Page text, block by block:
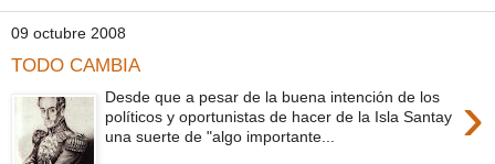
09 octubre 2008
TODO CAMBIA
›
Desde que a pesar de la buena intención de los
políticos y oportunistas de hacer de la Isla Santay
una suerte de "algo importante...